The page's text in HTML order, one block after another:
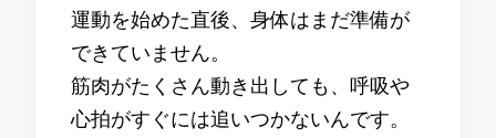
運動を始めた直後、身体はまだ準備が
できていません。
筋肉がたくさん動き出しても、呼吸や
心拍がすぐには追いつかないんです。